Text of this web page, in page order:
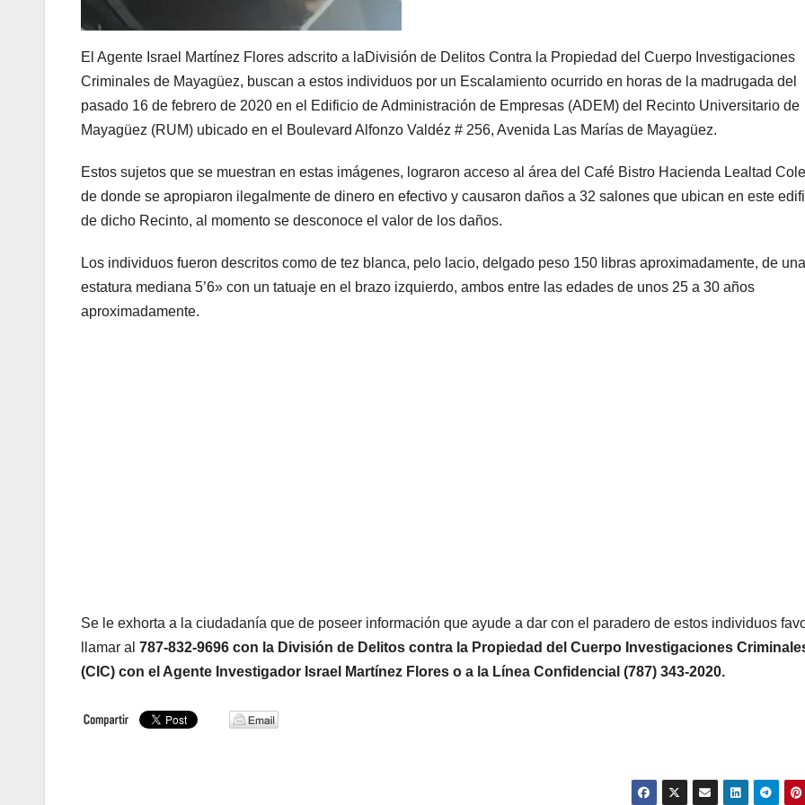
El Agente Israel Martínez Flores adscrito a laDivisión de Delitos Contra la Propiedad del Cuerpo Investigaciones
Criminales de Mayagüez, buscan a estos individuos por un Escalamiento ocurrido en horas de la madrugada del
pasado 16 de febrero de 2020 en el Edificio de Administración de Empresas (ADEM) del Recinto Universitario de
Mayagüez (RUM) ubicado en el Boulevard Alfonzo Valdéz # 256, Avenida Las Marías de Mayagüez.
Estos sujetos que se muestran en estas imágenes, lograron acceso al área del Café Bistro Hacienda Lealtad
de donde se apropiaron ilegalmente de dinero en efectivo y causaron daños a 32 salones que ubican en este
de dicho Recinto, al momento se desconoce el valor de los daños.
Los individuos fueron descritos como de tez blanca, pelo lacio, delgado peso 150 libras aproximadamente, de una
estatura mediana 5’6» con un tatuaje en el brazo izquierdo, ambos entre las edades de unos 25 a 30 años
aproximadamente.
Se le exhorta a la ciudadanía que de poseer información que ayude a dar con el paradero de estos individuos
llamar al 787-832-9696 con la División de Delitos contra la Propiedad del Cuerpo Investigaciones
(CIC) con el Agente Investigador Israel Martínez Flores o a la Línea Confidencial (787) 343-2020.